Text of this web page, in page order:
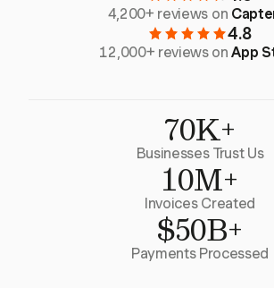
4,200+ reviews on
4.8
12,000+ reviews onApp
70K+
Businesses Trust Us
10M+
Invoices Created
$50B+
Payments Processed